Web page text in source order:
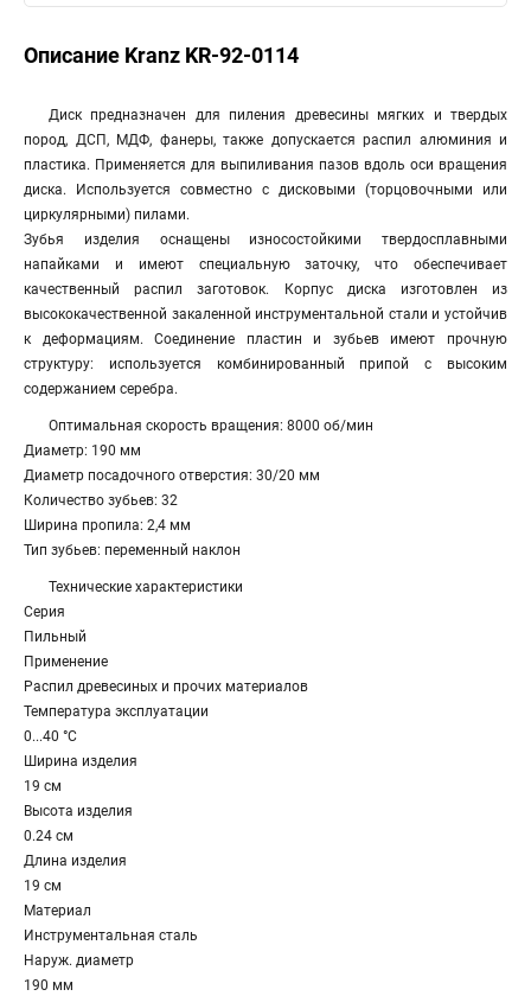
Описание Kranz KR-92-0114
Диск предназначен для пиления древесины мягких и твердых
пород, ДСП, МДФ, фанеры, также допускается распил алюминия и
пластика. Применяется для выпиливания пазов вдоль оси вращения
диска. Используется совместно с дисковыми (торцовочными или
циркулярными) пилами.
Зубья изделия оснащены износостойкими твердосплавными
напайками и имеют специальную заточку, что обеспечивает
качественный распил заготовок. Корпус диска изготовлен из
высококачественной закаленной инструментальной стали и устойчив
к деформациям. Соединение пластин и зубьев имеют прочную
структуру: используется комбинированный припой с высоким
содержанием серебра.
Оптимальная скорость вращения: 8000 об/мин
Диаметр: 190 мм
Диаметр посадочного отверстия: 30/20 мм
Количество зубьев: 32
Ширина пропила: 2,4 мм
Тип зубьев: переменный наклон
Технические характеристики
Серия
Пильный
Применение
Распил древесиных и прочих материалов
Температура эксплуатации
0...40 °C
Ширина изделия
19 см
Высота изделия
0.24 см
Длина изделия
19 см
Материал
Инструментальная сталь
Наруж. диаметр
190 мм